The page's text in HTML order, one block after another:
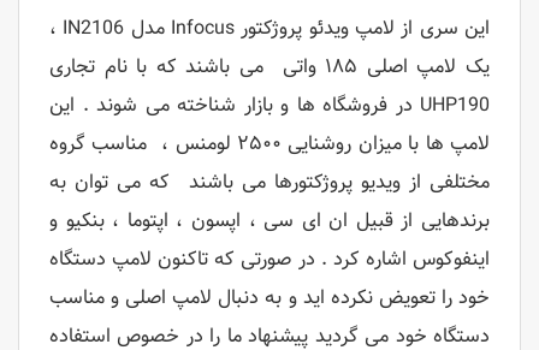
این سری از لامپ ویدئو پروژکتور Infocus مدل IN2106 ،
یک لامپ اصلی ۱۸۵ واتی می باشند که با نام تجاری
UHP190 در فروشگاه ها و بازار شناخته می شوند . این
لامپ ها با میزان روشنایی ۲۵۰۰ لومنس ، مناسب گروه
مختلفی از ویدیو پروژکتورها می باشند که می توان به
برندهایی از قبیل ان ای سی ، اپسون ، اپتوما ، بنکیو و
اینفوکوس اشاره کرد . در صورتی که تاکنون لامپ دستگاه
خود را تعویض نکرده اید و به دنبال لامپ اصلی و مناسب
دستگاه خود می گردید پیشنهاد ما را در خصوص استفاده